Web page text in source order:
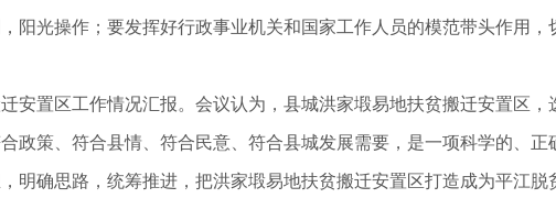
阳光操作；要发挥好行政事业机关和国家工作人员的模范带头作用
安置区工作情况汇报。会议认为，县城洪家塅易地扶贫搬迁安置区
政策、符合县情、符合民意、符合县城发展需要，是一项科学的、
明确思路，统筹推进，把洪家塅易地扶贫搬迁安置区打造成为平江